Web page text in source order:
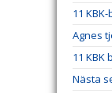
11
Agnes
11
Nästa